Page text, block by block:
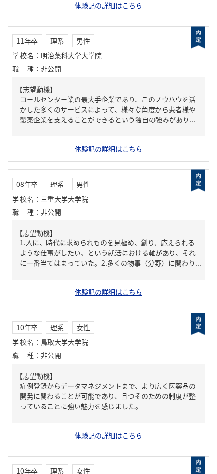
体験記の詳細はこちら
11年卒 理系
男性
学校名 ： 明治薬科大学大学院
職種 ： 非公開
【志望動機】
コールセンター業の最大手企業であり、このノウハウを活
かした多くのサービスによって、様々な角度から患者様や
製薬企業を支えることができるという独自の強みがあり...
体験記の詳細はこちら
08年卒 理系
男性
学校名 ： 三重大学大学院
職種 ： 非公開
【志望動機】
1.人に、時代に求められものを見極め、創り、応えられる
ような仕事がしたい、という就活における軸があり、それ
に一番当てはまっていた。2.多くの物事（分野）に関わり...
体験記の詳細はこちら
10年卒 理系
女性
学校名 ： 鳥取大学大学院
職種 ： 非公開
【志望動機】
症例登録からデータマネジメントまで、より広く医薬品の
開発に関わることが可能であり、且つそのための制度が整
っていることに強い魅力を感じました。
体験記の詳細はこちら
10年卒 理系 女性